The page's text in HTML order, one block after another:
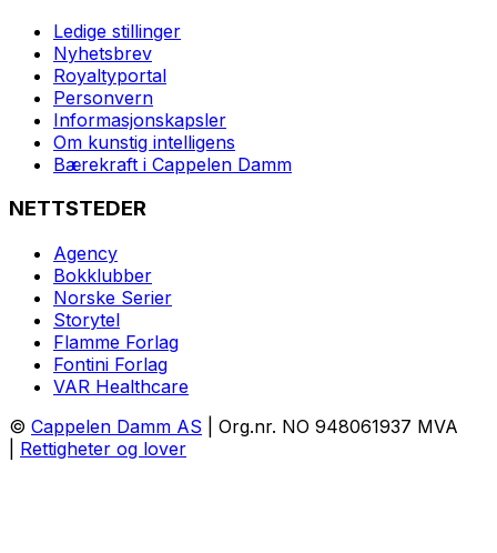
Ledige stillinger
Nyhetsbrev
Royaltyportal
Personvern
Informasjonskapsler
Om kunstig intelligens
Bærekraft i Cappelen Damm
NETTSTEDER
Agency
Bokklubber
Norske Serier
Storytel
Flamme Forlag
Fontini Forlag
VAR Healthcare
© Cappelen Damm AS | Org.nr. NO 948061937 MVA
Rettigheter og lover